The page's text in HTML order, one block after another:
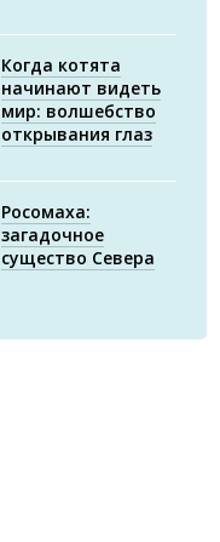
Когда котята
начинают видеть
мир: волшебство
открывания глаз
Росомаха:
загадочное
существо Севера